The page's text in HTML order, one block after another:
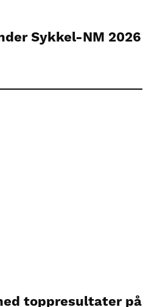
Sykkel-NM 2026
toppresultater på